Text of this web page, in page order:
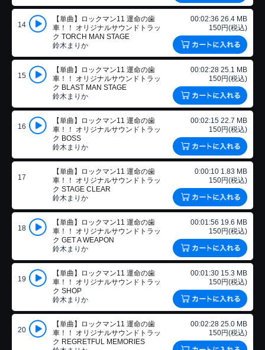
14
【単曲】ロックマン11 運命の歯
車！！ オリジナルサウンドトラッ
ク TORCH MAN STAGE
鈴木まりか
00:02:36 26.4 MB
150円(税込)
15
【単曲】ロックマン11 運命の歯
車！！ オリジナルサウンドトラッ
ク BLAST MAN STAGE
鈴木まりか
00:02:28 25.1 MB
150円(税込)
16
【単曲】ロックマン11 運命の歯
車！！ オリジナルサウンドトラッ
ク BOSS
鈴木まりか
00:02:15 22.7 MB
150円(税込)
17
【単曲】ロックマン11 運命の歯
車！！ オリジナルサウンドトラッ
ク STAGE CLEAR
鈴木まりか
0:00:10 1.83 MB
150円(税込)
18
【単曲】ロックマン11 運命の歯
車！！ オリジナルサウンドトラッ
ク GET A WEAPON
鈴木まりか
00:01:56 19.6 MB
150円(税込)
19
【単曲】ロックマン11 運命の歯
車！！ オリジナルサウンドトラッ
ク SHOP
鈴木まりか
00:01:30 15.3 MB
150円(税込)
20
【単曲】ロックマン11 運命の歯
車！！ オリジナルサウンドトラッ
ク REGRETFUL MEMORIES
00:02:28 25.0 MB
150円(税込)